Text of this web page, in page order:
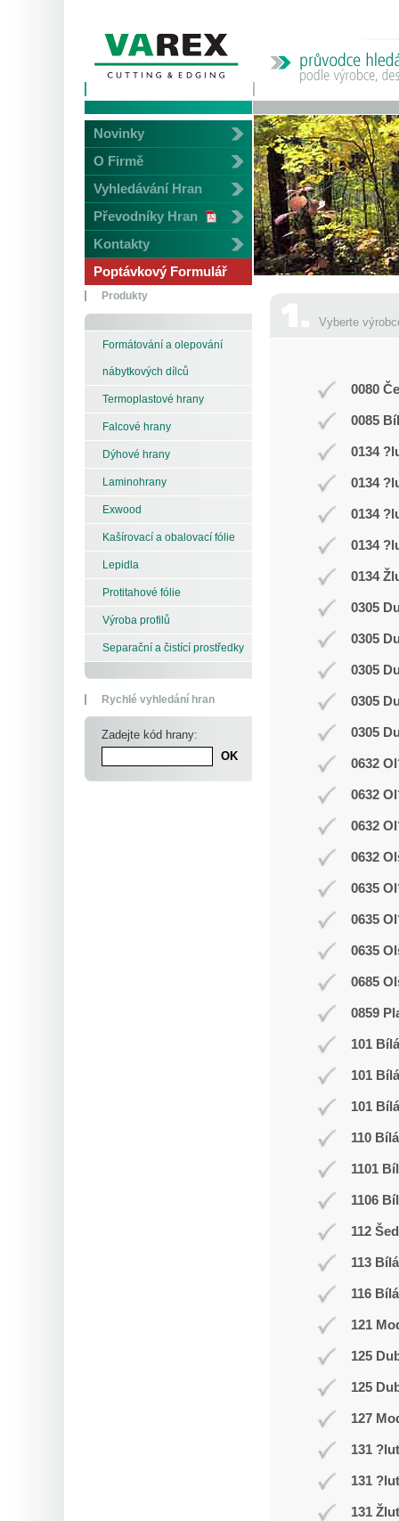
Novinky
O Firmě
Vyhledávání Hran
Převodníky Hran
Kontakty
Poptávkový Formulář
Produkty
Formátování a olepování
nábytkových dílců
Termoplastové hrany
Falcové hrany
Dýhové hrany
Laminohrany
Exwood
Kašírovací a obalovací fólie
Lepidla
Protitahové fólie
Výroba profilů
Separační a čistící prostředky
Rychlé vyhledání hran
Zadejte kód hrany:
Vyberte
0080
0085
0134
0134
0134
0134
0134
0305
0305
0305
0305
0305
0632
0632
0632
0632
0635
0635
0635
0685
0859
101
101
101
110
1101
1106
112
113 Bílá
116 Bílá
121
125
125
127
131 ?lut
131 ?lut
131